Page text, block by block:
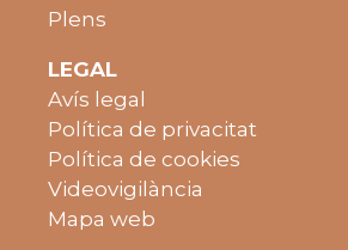
Plens
LEGAL
Avís legal
Política de privacitat
Política de cookies
Videovigilància
Mapa web